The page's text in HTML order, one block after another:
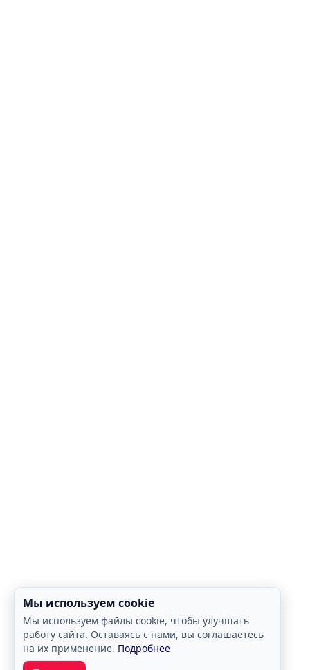
Мы используем cookie
Мы используем файлы cookie, чтобы улучшать
работу сайта. Оставаясь с нами, вы соглашаетесь
на их применение. Подробнее